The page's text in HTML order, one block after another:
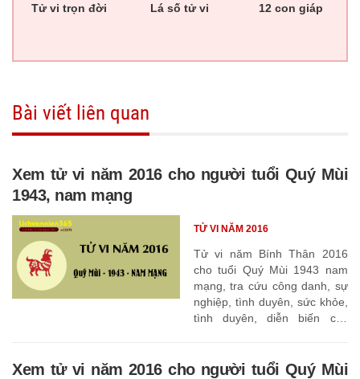
Tử vi trọn đời Lá số tử vi 12 con giáp
Bài viết liên quan
Xem tử vi năm 2016 cho người tuổi Quý Mùi
1943, nam mạng
Tử vi năm Bính Thân 2016
cho tuổi Quý Mùi 1943 nam
mạng, tra cứu công danh, sự
nghiệp, tình duyên, sức khỏe,
tình duyên, diễn biến các
TỬ VI NĂM 2016
Xem tử vi năm 2016 cho người tuổi Quý Mùi